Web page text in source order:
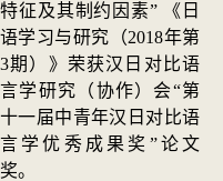
特征及其制约因素” 《日
语学习与研究（2018年第
3期）》荣获汉日对比语
言学研究 （协作） 会“第
十一届中青年汉日对比语
言学优秀成果奖”论文
奖。